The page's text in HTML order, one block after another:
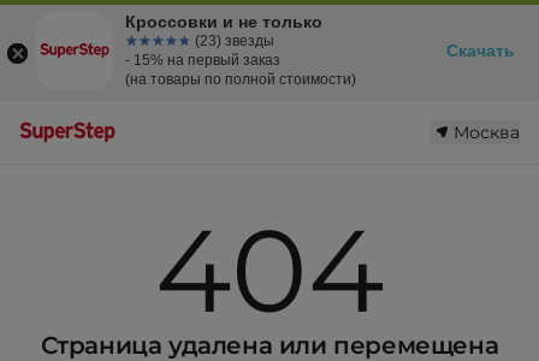
Москва
404
Страница удалена или перемещена
Кроссовки и не только
☆☆☆☆☆
★★★★★ (23) звезды
- 15% на первый заказ
(на товары по полной стоимости)
Скачать